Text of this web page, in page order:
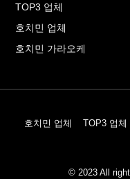
TOP3 업체
호치민 업체
호치민 가라오케
호치민 업체 TOP3 업체
© 2023 All